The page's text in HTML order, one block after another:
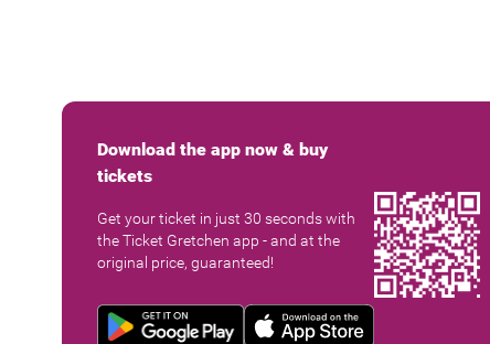
Download the app now & buy
tickets
Get your ticket in just 30 seconds with
the Ticket Gretchen app - and at the
original price, guaranteed!